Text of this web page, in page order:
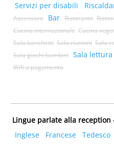
Servizi per disabili
Ascensore Bar Ristorante
Cucina internazionale Cucina
Sala banchetti Sala riunioni Sala
Sala giochi bambini Sala lettura
Wifi a pagamento
Lingue parlate alla reception
Inglese
Francese Tedesco